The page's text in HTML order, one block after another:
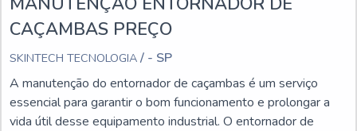
CAÇAMBAS PREÇO
SKINTECH TECNOLOGIA / - SP
A manutenção do entornador de caçambas é um serviço
essencial para garantir o bom funcionamento e prolongar a
vida útil desse equipamento industrial. O entornador de